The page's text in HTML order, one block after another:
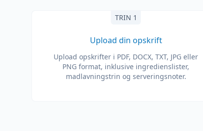
TRIN 1
Upload din opskrift
Upload opskrifter i PDF, DOCX, TXT, JPG eller
PNG format, inklusive ingredienslister,
madlavningstrin og serveringsnoter.